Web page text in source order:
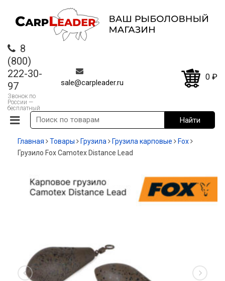
8
(800)
222-30-
97
Звонок по
России —
бесплатный
sale@carpleader.ru
0 ₽
Главная Товары Грузила Грузила карповые
Fox
Грузило Fox Camotex Distance Lead